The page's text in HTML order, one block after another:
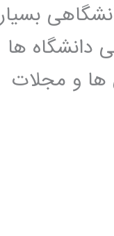
بسیار
دانشگاه ها
ها و مجلات